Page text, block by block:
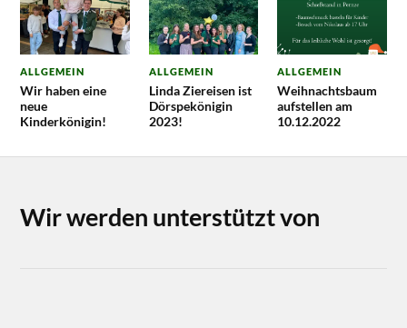
ALLGEMEIN
Wir haben eine
neue
Kinderkönigin!
ALLGEMEIN
Linda Ziereisen ist
Dörspekönigin
2023!
ALLGEMEIN
Weihnachtsbaum
aufstellen am
10.12.2022
Wir werden unterstützt von